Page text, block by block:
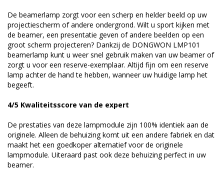
De beamerlamp zorgt voor een scherp en helder beeld op uw
projectiescherm of andere ondergrond. Wilt u sport kijken met
de beamer, een presentatie geven of andere beelden op een
groot scherm projecteren? Dankzij de DONGWON LMP101
beamerlamp kunt u weer snel gebruik maken van uw beamer of
zorgt u voor een reserve-exemplaar. Altijd fijn om een reserve
lamp achter de hand te hebben, wanneer uw huidige lamp het
begeeft.
4/5 Kwaliteitsscore van de expert
De prestaties van deze lampmodule zijn 100% identiek aan de
originele. Alleen de behuizing komt uit een andere fabriek en dat
maakt het een goedkoper alternatief voor de originele
lampmodule. Uiteraard past ook deze behuizing perfect in uw
beamer.